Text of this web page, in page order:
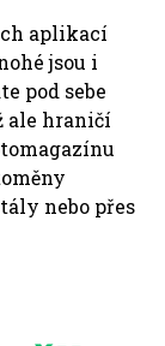
aplikací
jsou i
pod sebe
ale hraničí
nebo přes